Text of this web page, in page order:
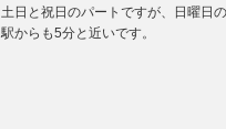
土日と祝日のパートですが、日曜日
駅からも5分と近いです。